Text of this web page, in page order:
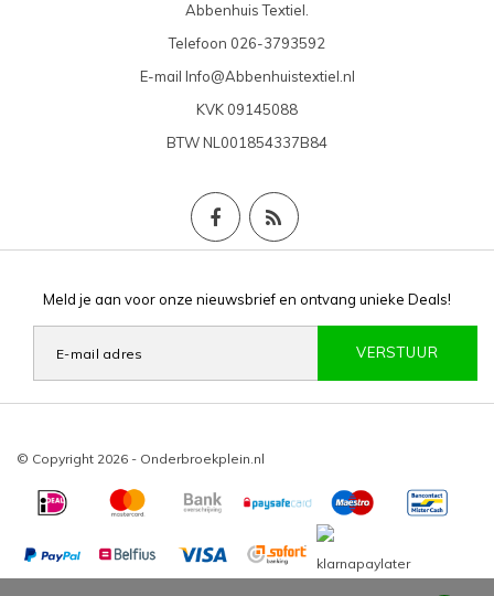
Abbenhuis Textiel.
Telefoon 026-3793592
E-mail Info@Abbenhuistextiel.nl
KVK 09145088
BTWNL001854337B84
Meld je aan voor onze nieuwsbrief en ontvang unieke Deals!
VERSTUUR
© Copyright 2026 - Onderbroekplein.nl